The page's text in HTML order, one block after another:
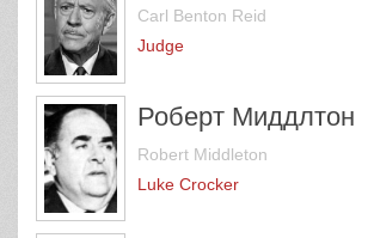
Carl Benton Reid
Judge
Роберт Миддлтон
Robert Middleton
Luke Crocker